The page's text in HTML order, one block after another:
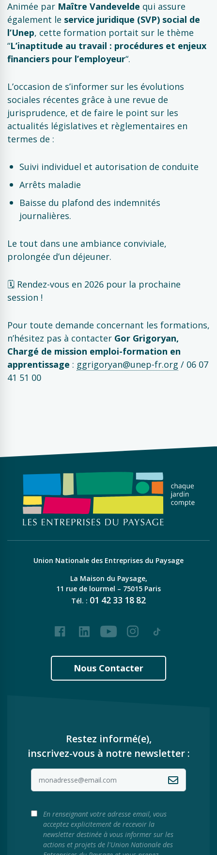
Animée par Maître Vandevelde qui assure
également le service juridique (SVP) social de
l’Unep, cette formation portait sur le thème
“L’inaptitude au travail : procédures et enjeux
financiers pour l’employeur“.
L’occasion de s’informer sur les évolutions
sociales récentes grâce à une revue de
jurisprudence, et de faire le point sur les
actualités législatives et règlementaires en
termes de :
Suivi individuel et autorisation de conduite
Arrêts maladie
Baisse du plafond des indemnités
journalières.
Le tout dans une ambiance conviviale,
prolongée d’un déjeuner.
🗓️ Rendez-vous en 2026 pour la prochaine
session !
Pour toute demande concernant les formations,
n’hésitez pas à contacter Gor Grigoryan,
Chargé de mission emploi-formation en
apprentissage : ggrigoryan@unep-fr.org / 06 07
41 51 00
Union Nationale des Entreprises du Paysage
La Maison du Paysage,
11 rue de lourmel – 75015 Paris
Tél. : 01 42 33 18 82
FacebookLinkedInYoutubeInstagram
Tiktok
Nous Contacter
Restez informé(e),
inscrivez-vous à notre newsletter :
En renseignant votre adresse email, vous
acceptez explicitement de recevoir la
newsletter destinée à vous informer sur les
actions et projets de l'Union Nationale des